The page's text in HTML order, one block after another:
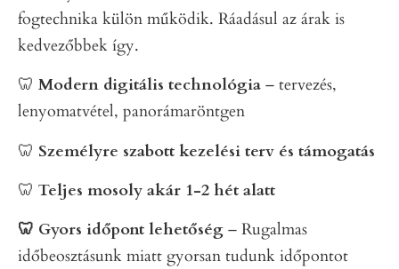
fogtechnika külön működik. Ráadásul az árak is
kedvezőbbek így.
🦷 Modern digitális technológia – tervezés,
lenyomatvétel, panorámaröntgen
🦷 Személyre szabott kezelési terv és támogatás
🦷 Teljes mosoly akár 1-2 hét alatt
🦷 Gyors időpont lehetőség – Rugalmas
időbeosztásunk miatt gyorsan tudunk időpontot